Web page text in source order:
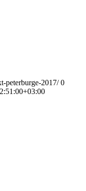
peterburge-2017/ 0